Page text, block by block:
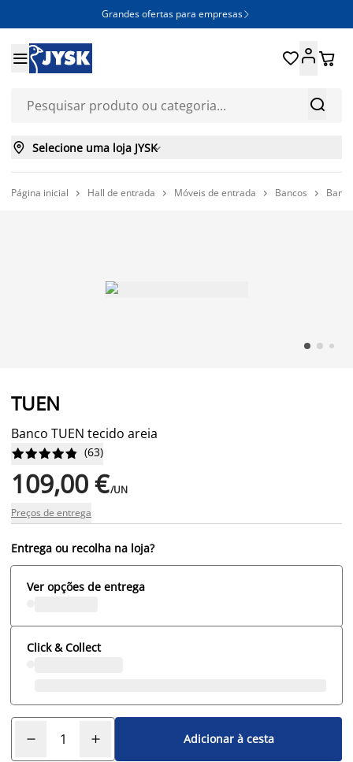
Grandes ofertas para empresas 


 
 Selecione uma loja JYSK
Página inicial  Hall de entrada  Móveis de entrada  Bancos 
TUEN
Banco TUEN tecido areia





 (63)
109,00 €/UN
Preços de entrega
Entrega ou recolha na loja?
Ver opções de entrega
Click & Collect
Adicionar à cesta